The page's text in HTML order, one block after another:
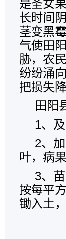
是圣女
长时间
茎变黑
气使田
胁，农
纷纷涌
把损失
田阳
1、
2、
叶，病
3、
按每平
锄入土